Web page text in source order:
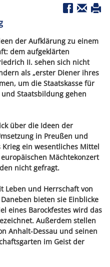
der Aufklärung zu einem
dem aufgeklärten
II. sehen sich nicht
als „erster Diener ihres
um die Staatskasse für
Staatsbildung gehen
über die Ideen der
in Preußen und
ein wesentliches Mittel
Mächtekonzert
nicht gefragt.
Leben und Herrschaft von
bieten sie Einblicke
eines Barockfestes wird das
Außerdem stellen
Anhalt-Dessau und seinen
im Geist der